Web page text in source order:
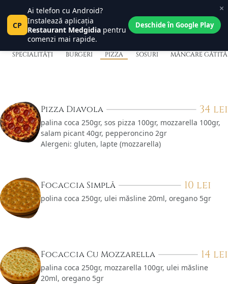
Central Place
Tanța și Costel
0
Pct 0
Pizza
SPECIALITĂȚI BURGERI PIZZA SOSURI MÂNCARE GĂTITĂ
Pizza Diavola 34 lei
palina coca 250gr, sos pizza 100gr, mozzarella 100gr,
salam picant 40gr, pepperoncino 2gr
Alergeni: gluten, lapte (mozzarella)
Focaccia Simplă 10 lei
polina coca 250gr, ulei măsline 20ml, oregano 5gr
Focaccia Cu Mozzarella 14 lei
palina coca 250gr, mozzarella 100gr, ulei măsline
20ml, oregano 5gr
×
CP
Ai telefon cu Android?
Instalează aplicația
Restaurant Medgidia pentru
comenzi mai rapide.
Deschide în Google Play